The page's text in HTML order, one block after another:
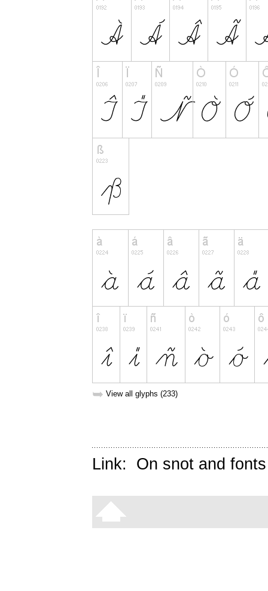
➥ View all glyphs (233)
Link: On snot and fonts